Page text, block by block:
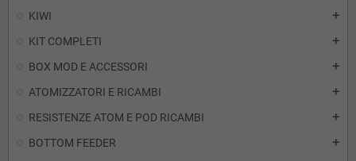
KIWI add
KIT COMPLETI add
BOX MOD E ACCESSORI add
ATOMIZZATORI E RICAMBI add
RESISTENZE ATOM E POD RICAMBI add
BOTTOM FEEDER add